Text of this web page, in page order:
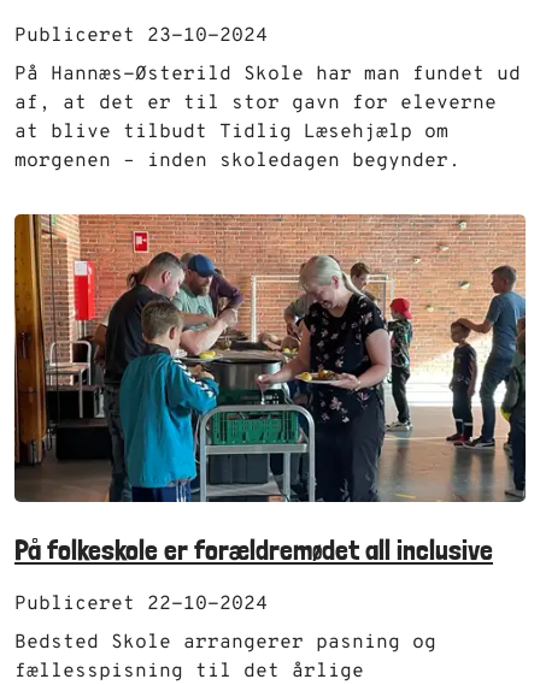
Publiceret 23-10-2024
På Hannæs-Østerild Skole har man fundet ud
af, at det er til stor gavn for eleverne
at blive tilbudt Tidlig Læsehjælp om
morgenen – inden skoledagen begynder.
På folkeskole er forældremødet all inclusive
Publiceret 22-10-2024
Bedsted Skole arrangerer pasning og
fællesspisning til det årlige